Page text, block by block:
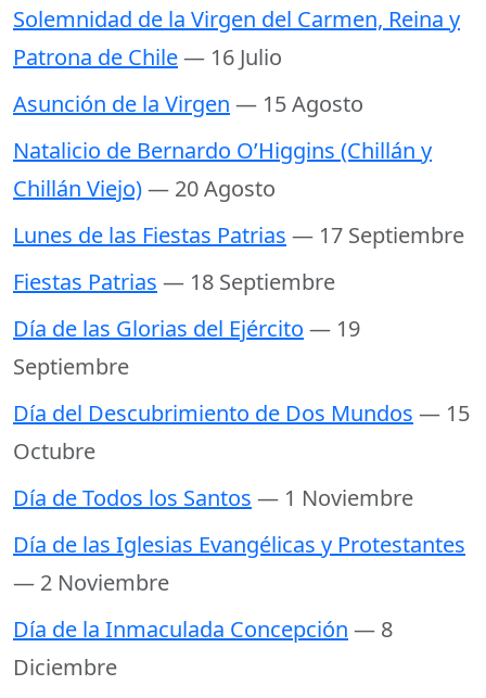
Solemnidad de la Virgen del Carmen, Reina y
Patrona de Chile— 16 Julio
Asunción de la Virgen — 15 Agosto
Natalicio de Bernardo O’Higgins (Chillán y
Chillán Viejo)— 20 Agosto
Lunes de las Fiestas Patrias — 17 Septiembre
Fiestas Patrias — 18 Septiembre
Día de las Glorias del Ejército — 19
Septiembre
Día del Descubrimiento de Dos Mundos — 15
Octubre
Día de Todos los Santos — 1 Noviembre
Día de las Iglesias Evangélicas y Protestantes
— 2 Noviembre
Día de la Inmaculada Concepción — 8
Diciembre